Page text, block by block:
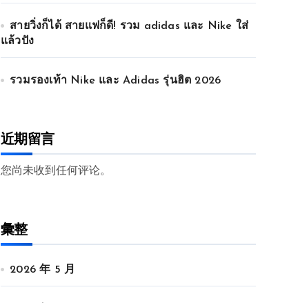
สายวิ่งก็ได้ สายแฟก็ดี! รวม adidas และ Nike ใส่
แล้วปัง
รวมรองเท้า Nike และ Adidas รุ่นฮิต 2026
近期留言
您尚未收到任何评论。
彙整
2026 年 5 月